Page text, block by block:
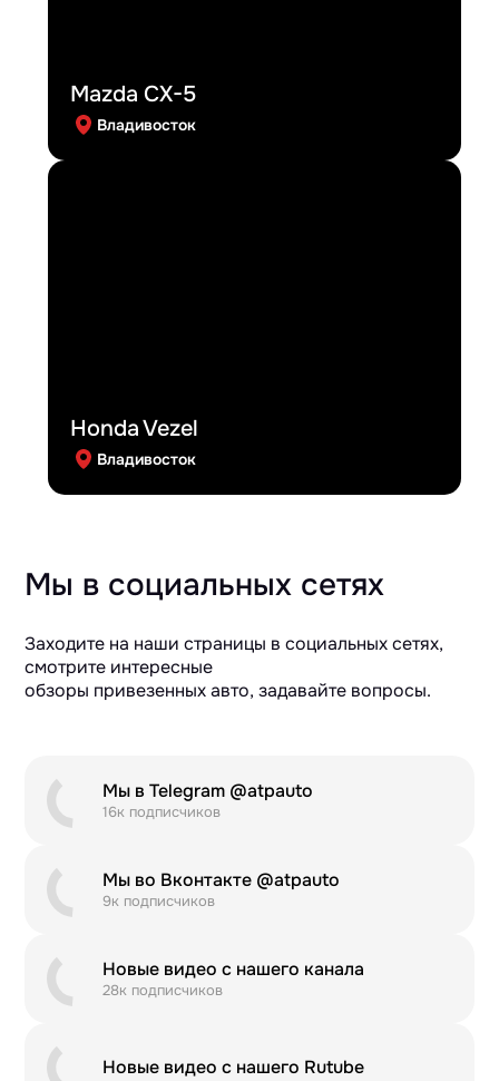
Mazda CX-5
Владивосток
Honda Vezel
Владивосток
Мы в социальных сетях
Заходите на наши страницы в социальных сетях,
смотрите интересные
обзоры привезенных авто, задавайте вопросы.
Мы в Telegram @atpauto
16к подписчиков
Мы во Вконтакте @atpauto
9к подписчиков
Новые видео с нашего канала
28к подписчиков
Новые видео с нашего Rutube